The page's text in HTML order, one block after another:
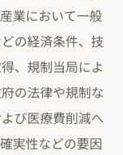
業において一般
の経済条件、技
、規制当局によ
の法律や規制な
び医療費削減へ
実性などの要因